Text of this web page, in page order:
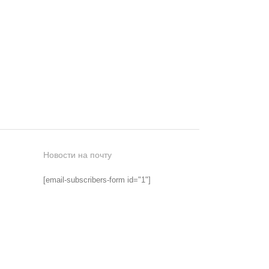
Новости на почту
[email-subscribers-form id="1"]